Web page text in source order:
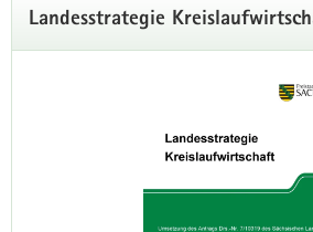
Landesstrategie